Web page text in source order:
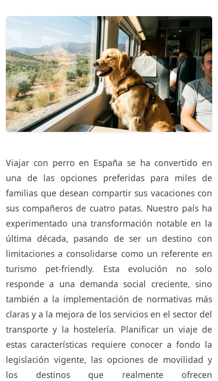
Viajar con perro en España se ha convertido en
una de las opciones preferidas para miles de
familias que desean compartir sus vacaciones con
sus compañeros de cuatro patas. Nuestro país ha
experimentado una transformación notable en la
última década, pasando de ser un destino con
limitaciones a consolidarse como un referente en
turismo pet-friendly. Esta evolución no solo
responde a una demanda social creciente, sino
también a la implementación de normativas más
claras y a la mejora de los servicios en el sector del
transporte y la hostelería. Planificar un viaje de
estas características requiere conocer a fondo la
legislación vigente, las opciones de movilidad y
los destinos que realmente ofrecen